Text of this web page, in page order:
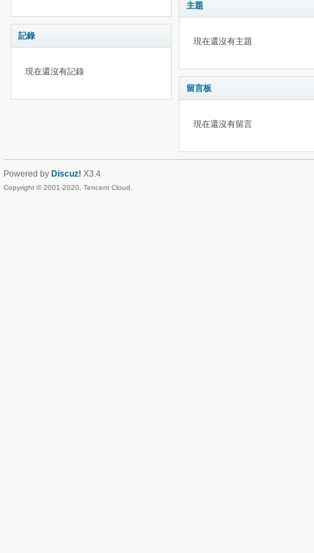
記錄
現在還沒有記錄
主題
現在還沒有主題
留言板
現在還沒有留言
Powered by Discuz! X3.4
Copyright © 2001-2020, Tencent Cloud.